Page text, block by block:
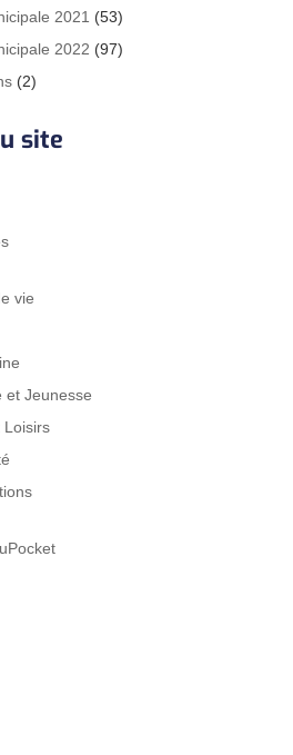
2021 (53)
2022 (97)
(2)
site
vie
et Jeunesse
Loisirs